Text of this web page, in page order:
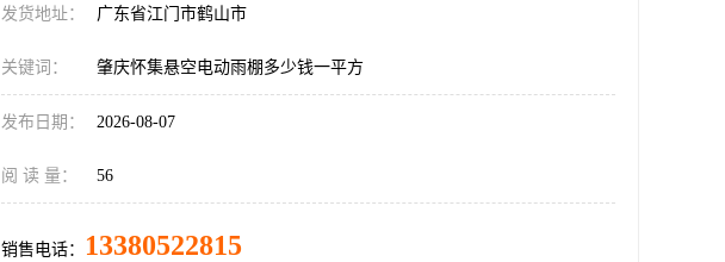
发货地址： 广东省江门市鹤山市
关键词： 肇庆怀集悬空电动雨棚多少钱一平方
发布日期： 2026-08-07
阅 读 量： 56
销售电话： 13380522815